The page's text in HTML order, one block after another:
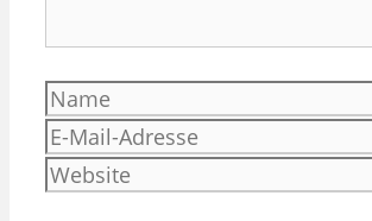
Name